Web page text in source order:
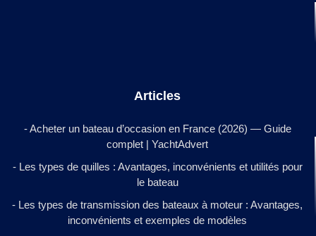
Articles
- Acheter un bateau d’occasion en France (2026) — Guide
complet | YachtAdvert
- Les types de quilles : Avantages, inconvénients et utilités pour
le bateau
- Les types de transmission des bateaux à moteur : Avantages,
inconvénients et exemples de modèles